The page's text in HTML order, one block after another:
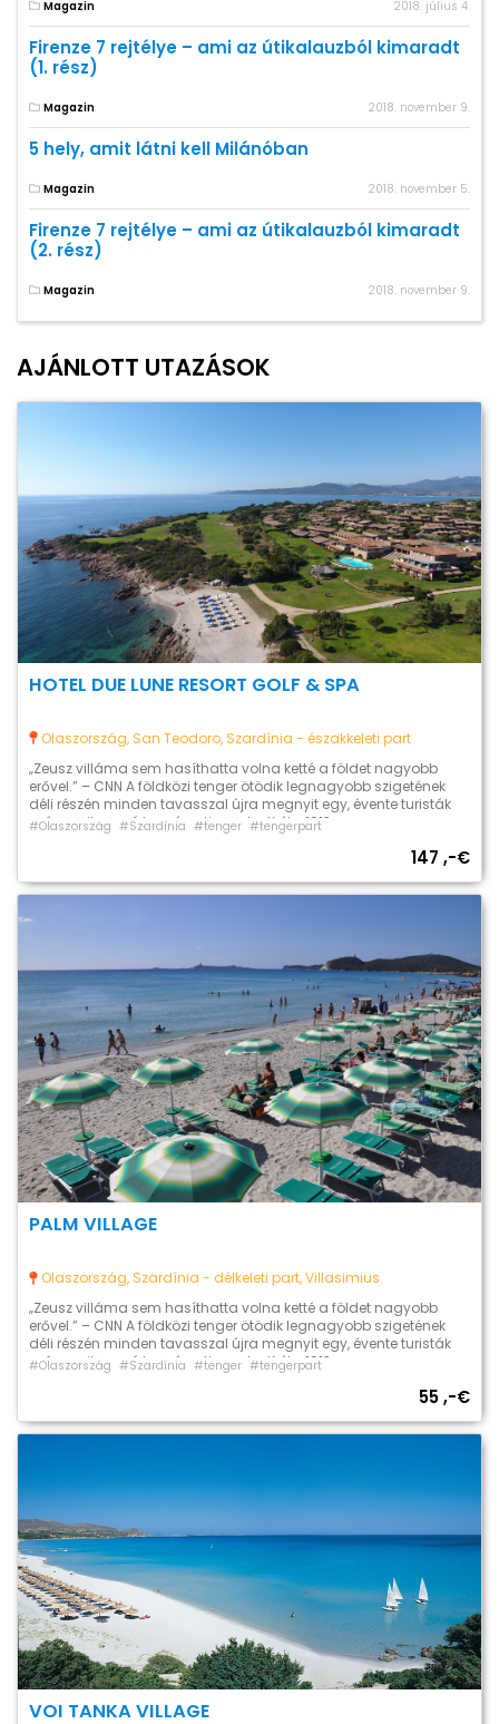
Magazin 2018. július 4.
Firenze 7 rejtélye – ami az útikalauzból kimaradt
(1. rész)
Magazin 2018. november 9.
5 hely, amit látni kell Milánóban
Magazin 2018. november 5.
Firenze 7 rejtélye – ami az útikalauzból kimaradt
(2. rész)
Magazin 2018. november 9.
AJÁNLOTT UTAZÁSOK
HOTEL DUE LUNE RESORT GOLF & SPA
Olaszország, San Teodoro, Szardínia - északkeleti part
„Zeusz villáma sem hasíthatta volna ketté a földet nagyobb
erővel.” – CNN A földközi tenger ötödik legnagyobb szigetének
déli részén minden tavasszal újra megnyit egy, évente turisták
százezreit vonzó természeti csoda. Kréta 1913-as
Görögországhoz való csatlakozása óta az ország legdélebi
tartománya, a legősibb európai kultúra (mínoszi) bölcsője. Itt
#Olaszország #Szardínia #tenger #tengerpart
147 ,-€
PALM VILLAGE
Olaszország, Szardínia - délkeleti part, Villasimius
„Zeusz villáma sem hasíthatta volna ketté a földet nagyobb
erővel.” – CNN A földközi tenger ötödik legnagyobb szigetének
déli részén minden tavasszal újra megnyit egy, évente turisták
százezreit vonzó természeti csoda. Kréta 1913-as
Görögországhoz való csatlakozása óta az ország legdélebi
tartománya, a legősibb európai kultúra (mínoszi) bölcsője. Itt
#Olaszország #Szardínia #tenger #tengerpart
55 ,-€
VOI TANKA VILLAGE